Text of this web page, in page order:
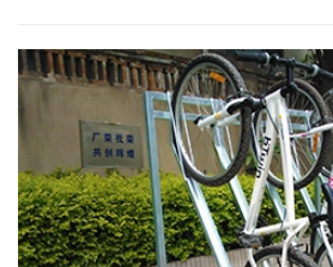
causa il ribaltamento e i graffi delle biciclette,
aumentano i rischi di perdita del veicolo,
e si degradano rapidamente e costi ricorrenti di
tempo. Per progetti comunali, complessi
comunità residenziali, attrezzature per
compromettono la sicurezza del sito, rovinano
e creano oneri gestionali a lungo termine e